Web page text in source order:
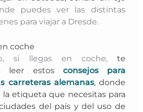
puedes ver las distintas
para viajar a Dresde.
coche
si llegas en coche, te
leer estos consejos para
carreteras alemanas, donde
etiqueta que necesitas para
del país y del uso de